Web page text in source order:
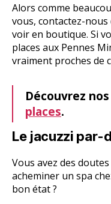
Alors comme
vous, contactez-
voir en boutique. Si
places aux Pennes
vraiment proches de
Découvrez
places.
Le jacuzzi par-
Vous avez des
acheminer un spa
bon état ?